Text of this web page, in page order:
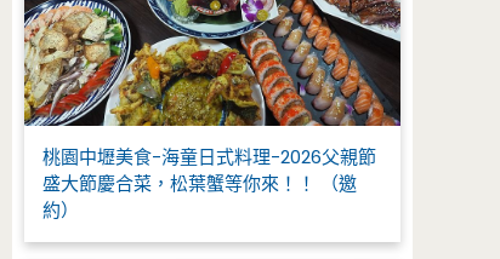
桃園中壢美食-海童日式料理-2026父親節
盛大節慶合菜，松葉蟹等你來！！ （邀
約）